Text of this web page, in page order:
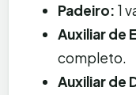
Padeiro: 1
Auxiliar de
completo.
Auxiliar de